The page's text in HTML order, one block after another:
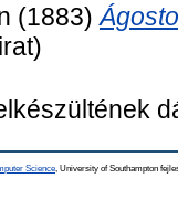
(1883)
Science , University of Southampton